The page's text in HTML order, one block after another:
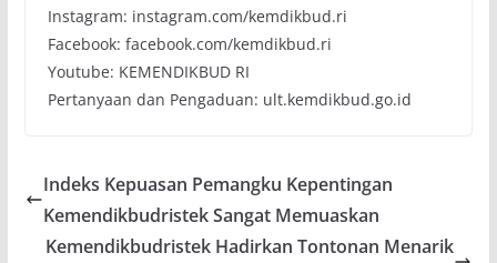
Instagram: instagram.com/kemdikbud.ri
Facebook: facebook.com/kemdikbud.ri
Youtube: KEMENDIKBUD RI
Pertanyaan dan Pengaduan: ult.kemdikbud.go.id
Indeks Kepuasan Pemangku Kepentingan
Kemendikbudristek Sangat Memuaskan
Kemendikbudristek Hadirkan Tontonan Menarik